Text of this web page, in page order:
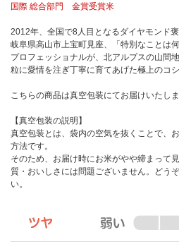
国際 総合部門 金賞受賞米
2012年、全国で8人目となるダイヤモンド
岐阜県高山市上宝町見座、「特別なことは
プロフェッショナルが、北アルプスの山間
粒に愛情を注ぎ丁寧に育てあげた極上のコシ
こちらの商品は真空包装にてお届けいたしま
【真空包装の説明】
真空包装とは、袋内の空気を抜くことで、
方法です。
そのため、お届け時にお米がやや締まって
質・おいしさには問題ございません。どう
い。